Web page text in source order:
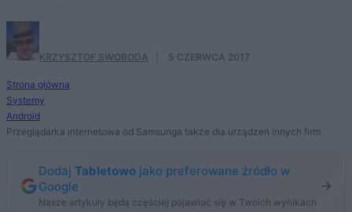
KRZYSZTOF SWOBODA 5 CZERWCA 2017
Strona główna
Systemy
Android
Przeglądarka internetowa od Samsunga także dla urządzeń innych firm
Dodaj Tabletowo jako preferowane źródło w
Google
Nasze artykuły będą częściej pojawiać się w Twoich wynikach